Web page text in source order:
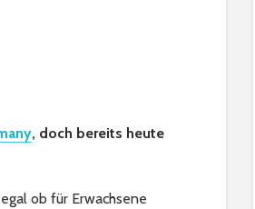
, doch bereits heute
ob für Erwachsene